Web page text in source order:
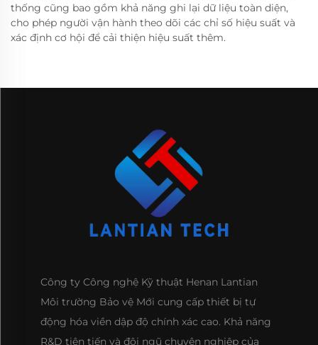
thống cũng bao gồm khả năng ghi lại dữ liệu toàn diện,
cho phép người vận hành theo dõi các chỉ số hiệu suất và
xác định cơ hội để cải thiện hiệu suất thêm.
Công ty Công nghệ Kỹ thuật Henan Lantian
Môi trường Bảo vệ Mới cung cấp thiết bị tự
động hóa viền dập độ chính xác cao. Khả năng
R&D tiên tiến và đội ngũ chuyên nghiệp của